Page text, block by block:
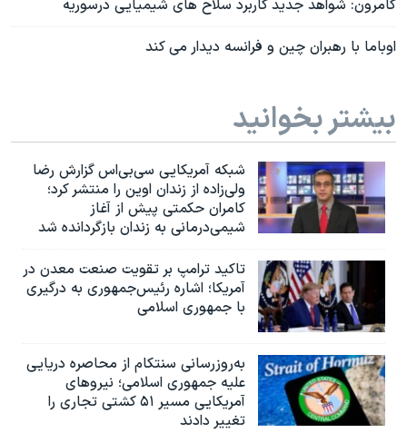
کامرون: شواهد جدید کاربرد سلاح های شیمیایی درسوریه
اوباما با رهبران چين و فرانسه ديدار می کند
بیشتر بخوانید
شبکه آمریکایی سی‌بی‌‌اس گزارش رضا
ولی‌زاده از زندان اوین را منتشر کرد؛
کامران حکمتی پیش از آغاز
شیمی‌درمانی به زندان بازگردانده شد
تاکید ترامپ بر تقویت صنعت معدن در
آمریکا؛ اشاره رئیس‌جمهوری به درگیری
با جمهوری اسلامی
به‌روزرسانی سنتکام از محاصره دریایی
علیه جمهوری اسلامی؛ نیروهای
آمریکایی مسیر ۵۱ کشتی تجاری را
تغییر دادند